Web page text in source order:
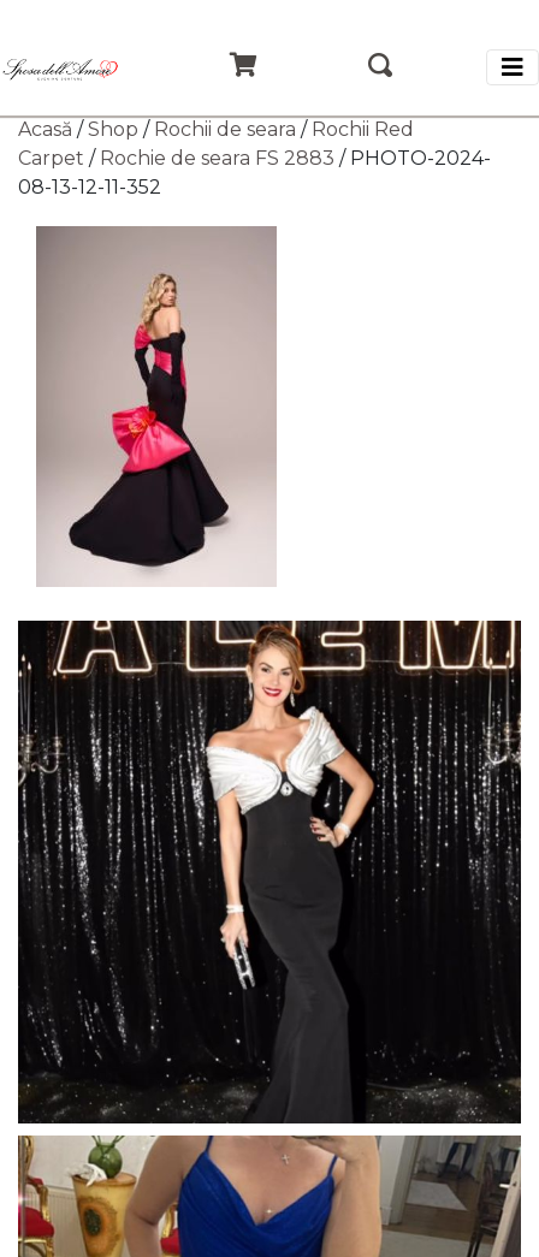
Acasă /Shop / Rochii de seara / Rochii Red
Carpet / Rochie de seara FS 2883 / PHOTO-2024-
08-13-12-11-352